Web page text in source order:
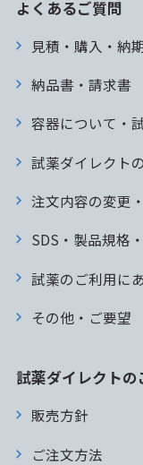
よくあるご質問
見積・購入・納
納品書・請求書
容器について・
試薬ダイレクト
注文内容の変更
SDS・製品規格
試薬のご利用に
その他・ご要望
試薬ダイレクト
販売方針
ご注文方法